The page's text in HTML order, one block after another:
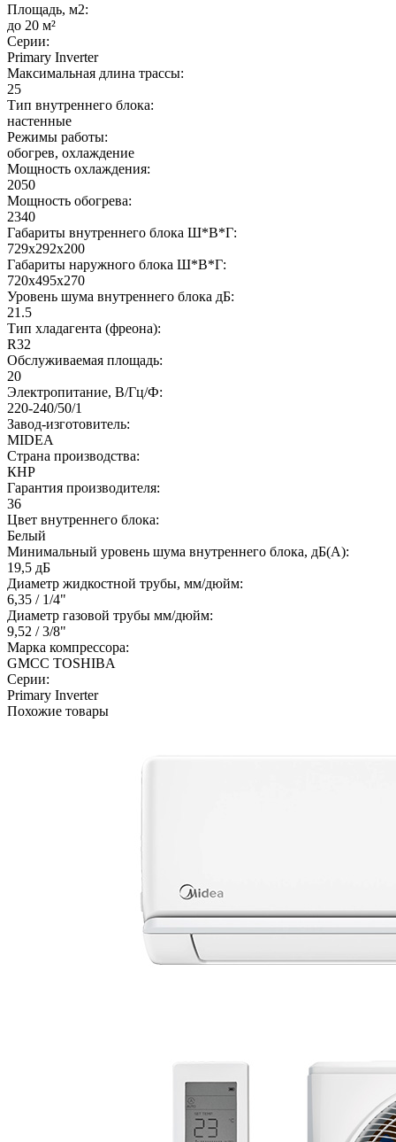
Площадь, м2:
до 20 м²
Серии:
Primary Inverter
Максимальная длина трассы:
25
Тип внутреннего блока:
настенные
Режимы работы:
обогрев, охлаждение
Мощность охлаждения:
2050
Мощность обогрева:
2340
Габариты внутреннего блока Ш*В*Г:
729x292x200
Габариты наружного блока Ш*В*Г:
720x495x270
Уровень шума внутреннего блока дБ:
21.5
Тип хладагента (фреона):
R32
Обслуживаемая площадь:
20
Электропитание, В/Гц/Ф:
220-240/50/1
Завод-изготовитель:
MIDEA
Страна производства:
КНР
Гарантия производителя:
36
Цвет внутреннего блока:
Белый
Минимальный уровень шума внутреннего блока, дБ(А):
19,5 дБ
Диаметр жидкостной трубы, мм/дюйм:
6,35 / 1/4"
Диаметр газовой трубы мм/дюйм:
9,52 / 3/8"
Марка компрессора:
GMCC TOSHIBA
Серии:
Primary Inverter
Похожие товары